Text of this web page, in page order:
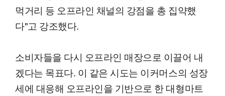
먹거리 등 오프라인 채널의 강점을 총 집약했
다"고 강조했다.
소비자들을 다시 오프라인 매장으로 이끌어 내
겠다는 목표다. 이 같은 시도는 이커머스의 성장
세에 대응해 오프라인을 기반으로 한 대형마트